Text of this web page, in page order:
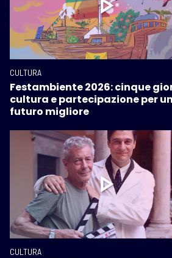
CULTURA
Festambiente 2026: cinque
cultura e partecipazione per un
futuro migliore
CULTURA